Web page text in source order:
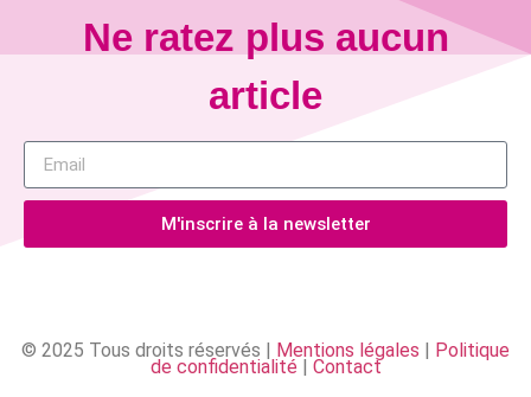
Ne ratez plus aucun
article
M'inscrire à la newsletter
© 2025 Tous droits réservés | Mentions légales | Politique
de confidentialité | Contact